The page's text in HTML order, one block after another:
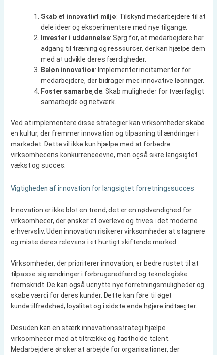
Skab et innovativt miljø: Tilskynd medarbejdere til at
dele ideer og eksperimentere med nye tilgange.
Invester i uddannelse: Sørg for, at medarbejdere har
adgang til træning og ressourcer, der kan hjælpe dem
med at udvikle deres færdigheder.
Beløn innovation: Implementer incitamenter for
medarbejdere, der bidrager med innovative løsninger.
Foster samarbejde: Skab muligheder for tværfagligt
samarbejde og netværk.
Ved at implementere disse strategier kan virksomheder skabe
en kultur, der fremmer innovation og tilpasning til ændringer i
markedet. Dette vil ikke kun hjælpe med at forbedre
virksomhedens konkurrenceevne, men også sikre langsigtet
vækst og succes.
Vigtigheden af innovation for langsigtet forretningssucces
Innovation er ikke blot en trend; det er en nødvendighed for
virksomheder, der ønsker at overleve og trives i det moderne
erhvervsliv. Uden innovation risikerer virksomheder at stagnere
og miste deres relevans i et hurtigt skiftende marked.
Virksomheder, der prioriterer innovation, er bedre rustet til at
tilpasse sig ændringer i forbrugeradfærd og teknologiske
fremskridt. De kan også udnytte nye forretningsmuligheder og
skabe værdi for deres kunder. Dette kan føre til øget
kundetilfredshed, loyalitet og i sidste ende højere indtægter.
Desuden kan en stærk innovationsstrategi hjælpe
virksomheder med at tiltrække og fastholde talent.
Medarbejdere ønsker at arbejde for organisationer, der